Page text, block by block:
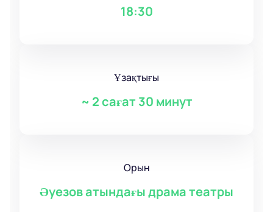
18:30
Ұзақтығы
~ 2 сағат 30 минут
Орын
Әуезов атындағы драма театры